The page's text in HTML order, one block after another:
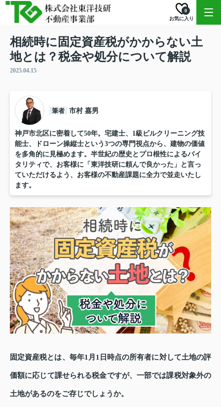
お気に入り
0
相続時に固定資産税がかからない土
地とは？税金や処分について解説
2025.04.15
筆者 市村 嘉男
神戸市北区に密着して50年。宅建士、1級ビルクリーニング技
能士、ドローン操縦士という3つの専門視点から、建物の価値
を多角的に見極めます。半世紀の歴史とプロ根性によるバイ
タリティで、お客様に「東洋技研に頼んで良かった」と言っ
ていただけるよう、お客様の不動産課題に全力で並走いたし
ます。
固定資産税とは、毎年1月1日時点の所有者に対して土地の評
価額に応じて課せられる税金ですが、一部では課税対象外の
土地があるのをご存じでしょうか。